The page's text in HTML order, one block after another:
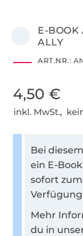
E-BOOK
ALLY
ART.NR.:
4,50 €
inkl. MwSt.,
Bei
ein E-
sofort
Mehr
du in